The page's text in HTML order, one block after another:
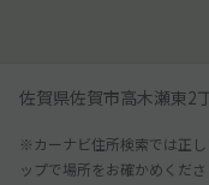
佐賀県佐賀市高木瀬東2
※カーナビ住所検索では正
ップで場所をお確かめくださ